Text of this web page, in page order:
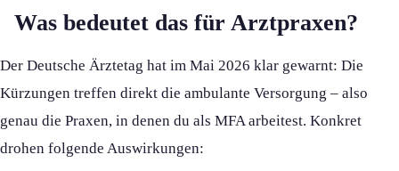
Was bedeutet das für Arztpraxen?
Der Deutsche Ärztetag hat im Mai 2026 klar gewarnt: Die
Kürzungen treffen direkt die ambulante Versorgung – also
genau die Praxen, in denen du als MFA arbeitest. Konkret
drohen folgende Auswirkungen: